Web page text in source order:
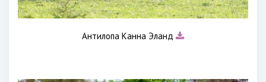
Антилопа Канна Эланд